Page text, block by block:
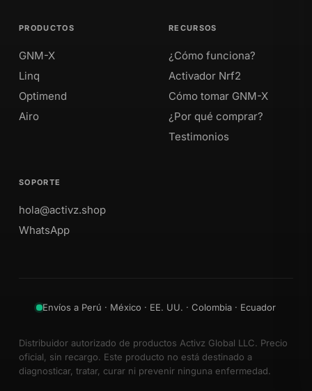
PRODUCTOS
GNM-X
Linq
Optimend
Airo
RECURSOS
¿Cómo funciona?
Activador Nrf2
Cómo tomar GNM-X
¿Por qué comprar?
Testimonios
SOPORTE
hola@activz.shop
WhatsApp
Envíos a Perú · México · EE. UU. · Colombia · Ecuador
Distribuidor autorizado de productos Activz Global LLC. Precio
oficial, sin recargo. Este producto no está destinado a
diagnosticar, tratar, curar ni prevenir ninguna enfermedad.